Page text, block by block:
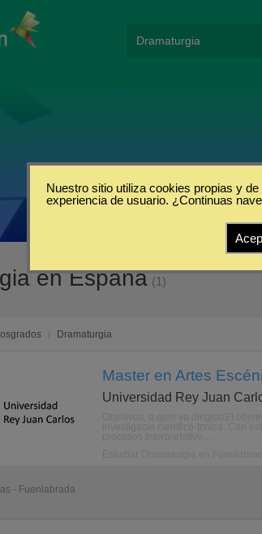
en España (1)
/ Dramaturgia
Master en Artes
Universidad Rey Juan
- Fuenlabrada
Nuestro sitio utiliza cookies propias y
experiencia de usuario. ¿Continuas